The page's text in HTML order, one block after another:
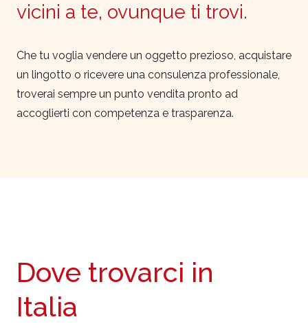
vicini a te, ovunque ti trovi.
Che tu voglia vendere un oggetto prezioso, acquistare
un lingotto o ricevere una consulenza professionale,
troverai sempre un punto vendita pronto ad
accoglierti con competenza e trasparenza.
Dove trovarci in
Italia